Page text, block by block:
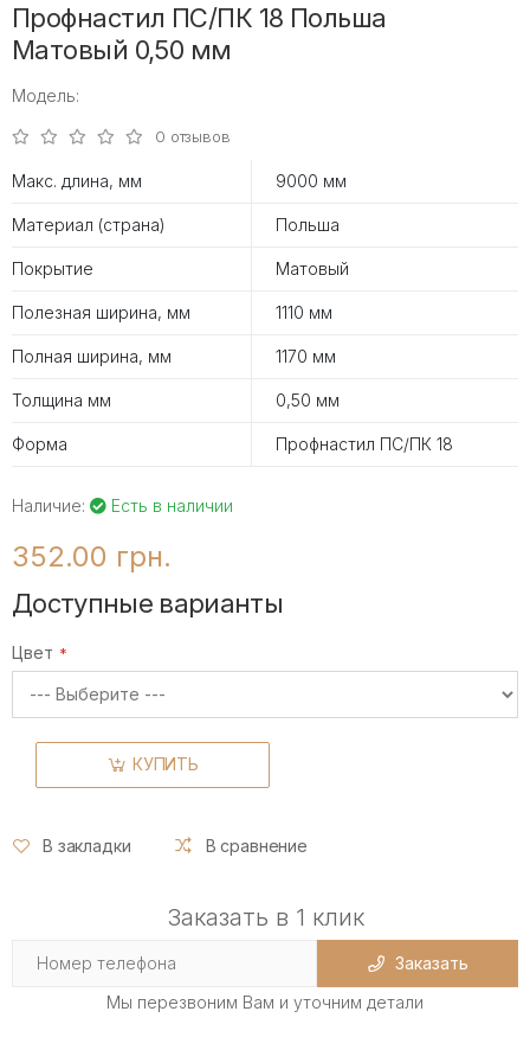
Профнастил ПС/ПК 18 Польша
Матовый 0,50 мм
Модель:
0 отзывов
Макс. длина, мм 9000 мм
Материал (страна) Польша
Покрытие Матовый
Полезная ширина, мм 1110 мм
Полная ширина, мм 1170 мм
Толщина мм 0,50 мм
Форма Профнастил ПС/ПК 18
Наличие: Есть в наличии
352.00 грн.
Доступные варианты
Цвет
КУПИТЬ
В закладки В сравнение
Заказать в 1 клик
Заказать
Мы перезвоним Вам и уточним детали